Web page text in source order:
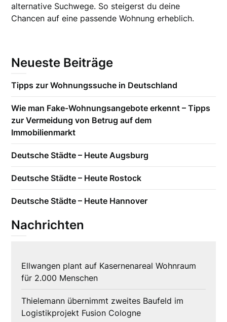
alternative Suchwege. So steigerst du deine
Chancen auf eine passende Wohnung erheblich.
Neueste Beiträge
Tipps zur Wohnungssuche in Deutschland
Wie man Fake-Wohnungsangebote erkennt – Tipps
zur Vermeidung von Betrug auf dem
Immobilienmarkt
Deutsche Städte – Heute Augsburg
Deutsche Städte – Heute Rostock
Deutsche Städte – Heute Hannover
Nachrichten
Ellwangen plant auf Kasernenareal Wohnraum
für 2.000 Menschen
Thielemann übernimmt zweites Baufeld im
Logistikprojekt Fusion Cologne